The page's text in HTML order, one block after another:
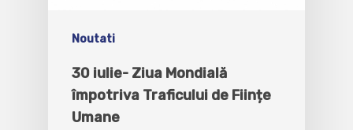
Noutati
30 iulie- Ziua Mondială
împotriva Traficului de Ființe
Umane